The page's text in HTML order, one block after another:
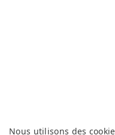
Nous utilisons des